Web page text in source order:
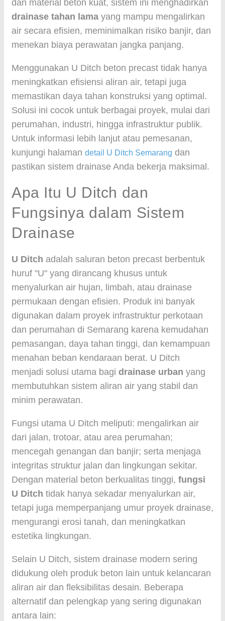
dan material beton kuat, sistem ini menghadirkan
drainase tahan lama yang mampu mengalirkan
air secara efisien, meminimalkan risiko banjir, dan
menekan biaya perawatan jangka panjang.
Menggunakan U Ditch beton precast tidak hanya
meningkatkan efisiensi aliran air, tetapi juga
memastikan daya tahan konstruksi yang optimal.
Solusi ini cocok untuk berbagai proyek, mulai dari
perumahan, industri, hingga infrastruktur publik.
Untuk informasi lebih lanjut atau pemesanan,
kunjungi halaman detail U Ditch Semarang dan
pastikan sistem drainase Anda bekerja maksimal.
Apa Itu U Ditch dan
Fungsinya dalam Sistem
Drainase
U Ditch adalah saluran beton precast berbentuk
huruf "U" yang dirancang khusus untuk
menyalurkan air hujan, limbah, atau drainase
permukaan dengan efisien. Produk ini banyak
digunakan dalam proyek infrastruktur perkotaan
dan perumahan di Semarang karena kemudahan
pemasangan, daya tahan tinggi, dan kemampuan
menahan beban kendaraan berat. U Ditch
menjadi solusi utama bagi drainase urban yang
membutuhkan sistem aliran air yang stabil dan
minim perawatan.
Fungsi utama U Ditch meliputi: mengalirkan air
dari jalan, trotoar, atau area perumahan;
mencegah genangan dan banjir; serta menjaga
integritas struktur jalan dan lingkungan sekitar.
Dengan material beton berkualitas tinggi, fungsi
U Ditch tidak hanya sekadar menyalurkan air,
tetapi juga memperpanjang umur proyek drainase,
mengurangi erosi tanah, dan meningkatkan
estetika lingkungan.
Selain U Ditch, sistem drainase modern sering
didukung oleh produk beton lain untuk kelancaran
aliran air dan fleksibilitas desain. Beberapa
alternatif dan pelengkap yang sering digunakan
antara lain: